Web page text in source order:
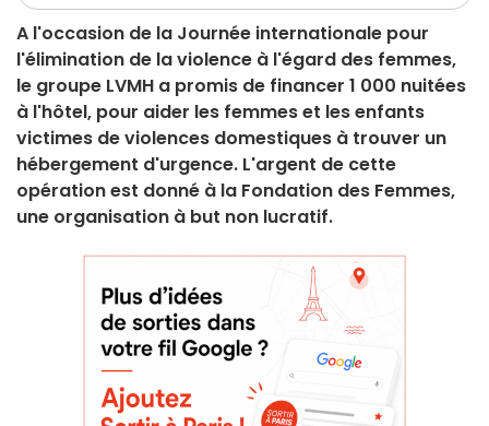
A l'occasion de la Journée internationale pour
l'élimination de la violence à l'égard des femmes,
le groupe LVMH a promis de financer 1 000 nuitées
à l'hôtel, pour aider les femmes et les enfants
victimes de violences domestiques à trouver un
hébergement d'urgence. L'argent de cette
opération est donné à la Fondation des Femmes,
une organisation à but non lucratif.